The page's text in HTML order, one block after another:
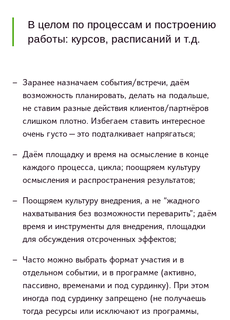
В целом по процессам и построению
работы: курсов, расписаний и т.д.
Заранее назначаем события/встречи, даём
возможность планировать, делать на подальше,
не ставим разные действия клиентов/партнёров
слишком плотно. Избегаем ставить интересное
очень густо — это подталкивает напрягаться;
Даём площадку и время на осмысление в конце
каждого процесса, цикла; поощряем культуру
осмысления и распространения результатов;
Поощряем культуру внедрения, а не “жадного
нахватывания без возможности переварить”; даём
время и инструменты для внедрения, площадки
для обсуждения отсроченных эффектов;
Часто можно выбрать формат участия и в
отдельном событии, и в программе (активно,
пассивно, временами и под сурдинку). При этом
иногда под сурдинку запрещено (не получаешь
тогда ресурсы или исключают из программы,